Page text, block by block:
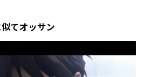
てオッサン